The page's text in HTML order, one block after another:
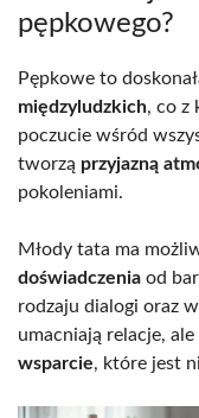
pępkowego?
Pępkowe to
międzyludzkich, co z
poczucie wśród
tworzą przyjazną
pokoleniami.
Młody tata ma
doświadczenia od
rodzaju dialogi oraz
umacniają relacje,
wsparcie, które jest